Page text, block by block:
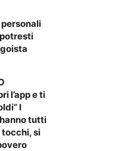
l’app e ti
I
tutti
tocchi, si